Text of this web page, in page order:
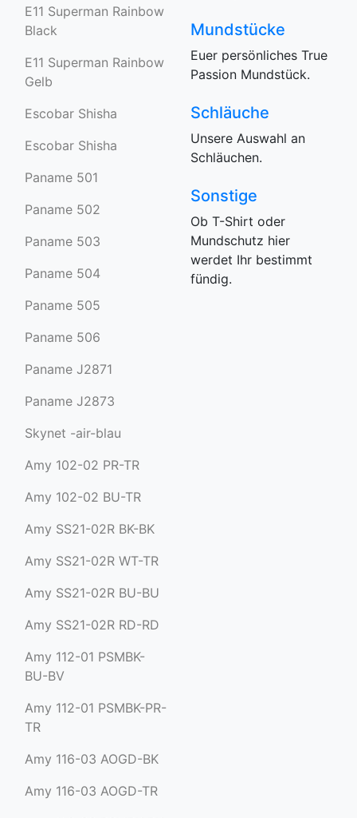
E11 Superman Rainbow
Black
E11 Superman Rainbow
Gelb
Escobar Shisha
Escobar Shisha
Paname 501
Paname 502
Paname 503
Paname 504
Paname 505
Paname 506
Paname J2871
Paname J2873
Skynet -air-blau
Amy 102-02 PR-TR
Amy 102-02 BU-TR
Amy SS21-02R BK-BK
Amy SS21-02R WT-TR
Amy SS21-02R BU-BU
Amy SS21-02R RD-RD
Amy 112-01 PSMBK-
BU-BV
Amy 112-01 PSMBK-PR-
TR
Amy 116-03 AOGD-BK
Amy 116-03 AOGD-TR
Mundstücke
Euer persönliches True
Passion Mundstück.
Schläuche
Unsere Auswahl an
Schläuchen.
Sonstige
Ob T-Shirt oder
Mundschutz hier
werdet Ihr bestimmt
fündig.